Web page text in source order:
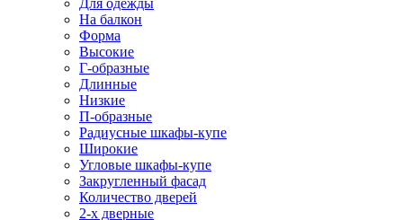
Для одежды
На балкон
Форма
Высокие
Г-образные
Длинные
Низкие
П-образные
Радиусные шкафы-купе
Широкие
Угловые шкафы-купе
Закругленный фасад
Количество дверей
2-х дверные